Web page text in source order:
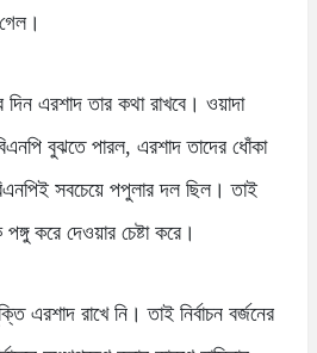
এরশাদ তার কথা রাখবে। ওয়াদা
বুঝতে পারল, এরশাদ তাদের ধোঁকা
সবচেয়ে পপুলার দল ছিল। তাই
করে দেওয়ার চেষ্টা করে।
এরশাদ রাখে নি। তাই নির্বাচন বর্জনের